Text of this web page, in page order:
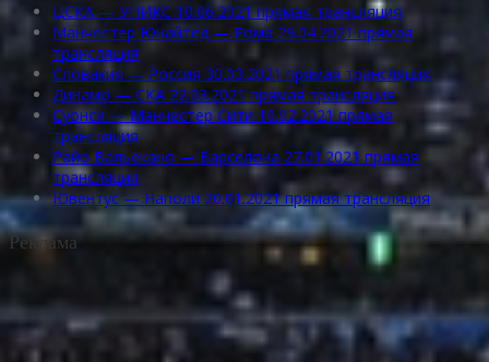
ЦСКА — УНИКС 10.06.2021 прямая трансляция
Манчестер Юнайтед — Рома 29.04.2021 прямая
трансляция
Словакия — Россия 30.03.2021 прямая трансляция
Динамо — СКА 22.03.2021 прямая трансляция
Суонси — Манчестер Сити 10.02.2021 прямая
трансляция
Райо Вальекано — Барселона 27.01.2021 прямая
трансляция
Ювентус — Наполи 20.01.2021 прямая трансляция
Реклама